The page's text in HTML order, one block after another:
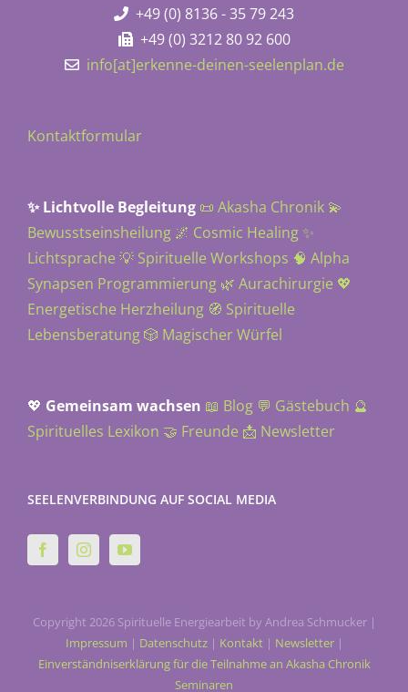
+49 (0) 8136 - 35 79 243
+49 (0) 3212 80 92 600
info[at]erkenne-deinen-seelenplan.de
Kontaktformular
✨ Lichtvolle Begleitung 📜 Akasha Chronik 💫
Bewusstseinsheilung 🌌 Cosmic Healing ✨
Lichtsprache 💡 Spirituelle Workshops 🧠 Alpha
Synapsen Programmierung 🌿 Aurachirurgie 💖
Energetische Herzheilung 🧭 Spirituelle
Lebensberatung🎲 Magischer Würfel
💖 Gemeinsam wachsen 📖 Blog 💬 Gästebuch 🔮
Spirituelles Lexikon 🤝 Freunde 📩 Newsletter
SEELENVERBINDUNG AUF SOCIAL MEDIA
Copyright 2026 Spirituelle Energiearbeit by Andrea Schmucker |
Impressum | Datenschutz| Kontakt| Newsletter|
Einverständniserklärung für die Teilnahme an Akasha Chronik
Seminaren